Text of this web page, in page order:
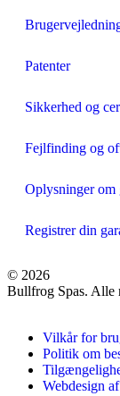
Patenter
Sikkerhed og
Fejlfinding og
Oplysninger om
Registrer din
© 2026
Bullfrog Spas. Alle
Vilkår for
Politik om
Webdesign